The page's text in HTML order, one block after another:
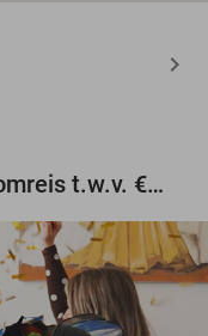
Maak gratis kans op een droomreis t.w.v. €3.000!